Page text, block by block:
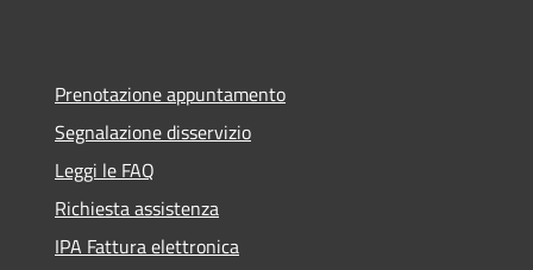
Prenotazione appuntamento
Segnalazione disservizio
Leggi le FAQ
Richiesta assistenza
IPA Fattura elettronica